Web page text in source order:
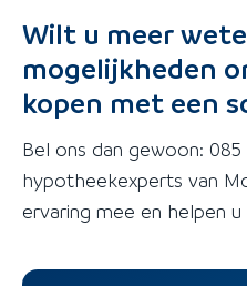
Wilt u meer
mogelijkheden
kopen met een
Bel ons dan gewoon: 085
hypotheekexperts van
ervaring mee en helpen